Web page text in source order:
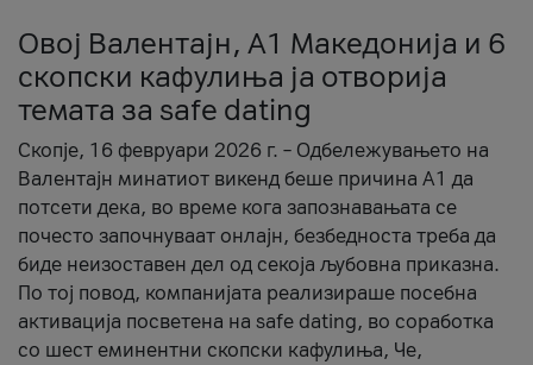
Овој Валентајн, A1 Македонија и 6
скопски кафулиња ја отворија
темата за safe dating
Скопје, 16 февруари 2026 г. – Одбележувањето на
Валентајн минатиот викенд беше причина А1 да
потсети дека, во време кога запознавањата се
почесто започнуваат онлајн, безбедноста треба да
биде неизоставен дел од секоја љубовна приказна.
По тој повод, компанијата реализираше посебна
активација посветена на safe dating, во соработка
со шест еминентни скопски кафулиња, Че,